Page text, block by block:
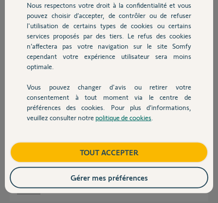
Chauffage
Autres produits
Devis avec un pro
Contact
Réponses
Le nécessaire a été fait.
Gaëlle B. il y a environ 4 ans
Bonjour j'ai le même problème avec ma connexoon.
Le code Pin est 0832-7619-6125.
Merci de votre aide.
Nous respectons votre droit à la confidentialité et vous
pouvez choisir d’accepter, de contrôler ou de refuser
l'utilisation de certains types de cookies ou certains
services proposés par des tiers. Le refus des cookies
n’affectera pas votre navigation sur le site Somfy
cependant votre expérience utilisateur sera moins
optimale.
Vous pouvez changer d'avis ou retirer votre
consentement à tout moment via le centre de
préférences des cookies. Pour plus d’informations,
veuillez consulter notre politique de cookies
TOUT ACCEPTER
Gérer mes préférences